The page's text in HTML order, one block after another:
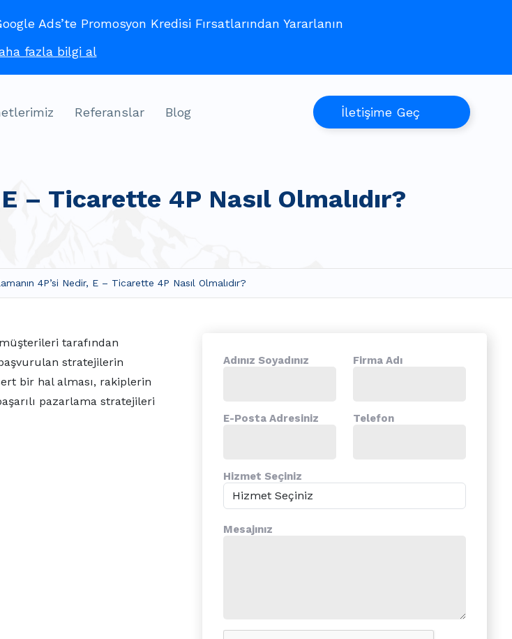
Ads’te Promosyon Kredisi Fırsatlarından Yararlanın
fazla bilgi al
Referanslar Blog İletişime Geç
– Ticarette 4P Nasıl Olmalıdır?
4P’si Nedir, E – Ticarette 4P Nasıl Olmalıdır?
tarafından
stratejilerin
bir hal alması, rakiplerin
pazarlama stratejileri
Adınız Soyadınız Firma Adı
E-Posta Adresiniz Telefon
Hizmet Seçiniz
Mesajınız